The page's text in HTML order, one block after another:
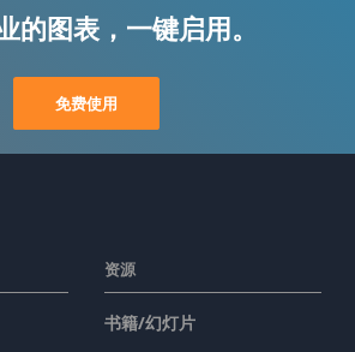
的图表，一键启用。
免费使用
资源
书籍/幻灯片